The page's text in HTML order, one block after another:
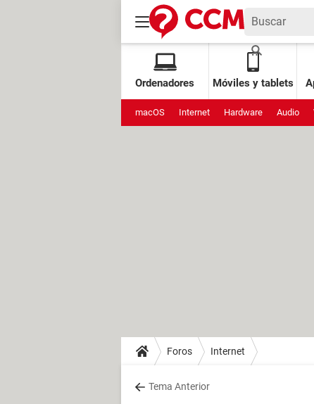
Ordenadores Móviles y tablets
macOS Internet Hardware Audio
Foros Internet
Tema Anterior